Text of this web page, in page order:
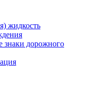
жидкость
дорожного